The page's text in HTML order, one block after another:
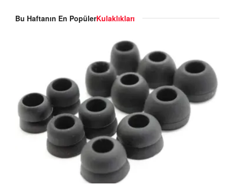
Bu Haftanın En PopülerKulaklıkları